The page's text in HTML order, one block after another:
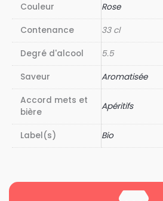
Couleur Rose
Contenance 33 cl
Degré d'alcool 5.5
Saveur Aromatisée
Accord mets et
bière
Apéritifs
Label(s) Bio